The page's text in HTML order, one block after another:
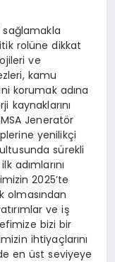
sağlamakla
rolüne dikkat
ve
kamu
korumak adına
kaynaklarını
Jeneratör
yenilikçi
sürekli
adımlarını
2025’te
olmasından
ve iş
bizi bir
ihtiyaçlarını
en üst seviyeye